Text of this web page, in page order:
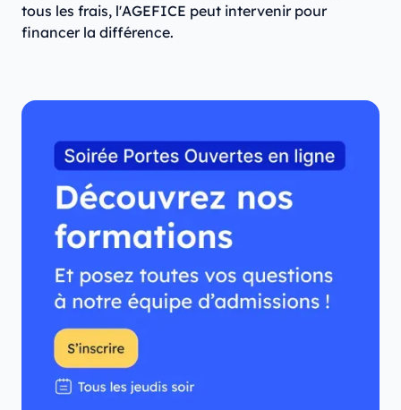
tous les frais, l'AGEFICE peut intervenir pour
financer la différence.